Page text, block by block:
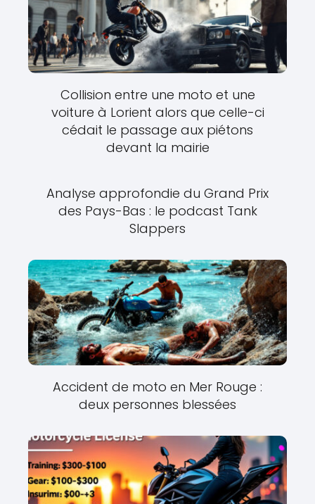
Collision entre une moto et une
voiture à Lorient alors que celle-ci
cédait le passage aux piétons
devant la mairie
Analyse approfondie du Grand Prix
des Pays-Bas : le podcast Tank
Slappers
Accident de moto en Mer Rouge :
deux personnes blessées